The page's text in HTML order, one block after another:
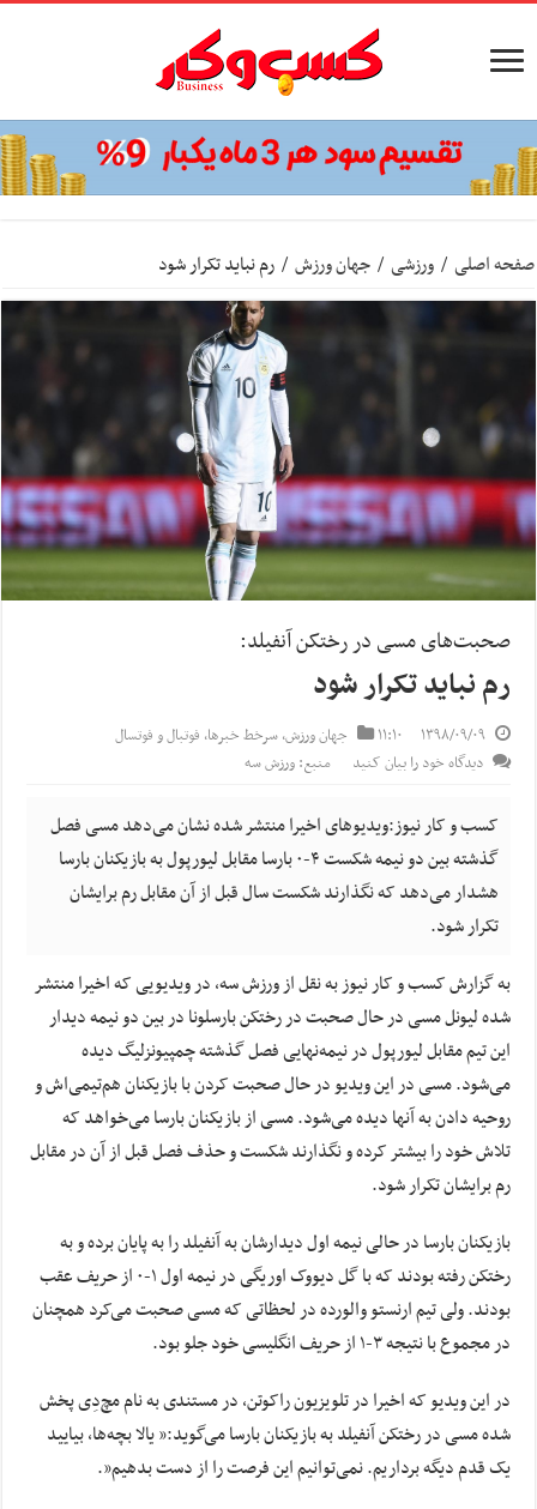
صفحه اصلی / ورزشی / جهان ورزش / رم نباید تکرار شود
صحبت‌های مسی در رختکن آنفیلد:
رم نباید تکرار شود
۱۳۹۸/۰۹/۰۹ ۱۱:۱۰ جهان ورزش,سرخط خبرها, فوتبال و فوتسال
دیدگاه خود را بیان کنید
منبع: ورزش سه
کسب و کار نیوز:ویدیوهای اخیرا منتشر شده نشان می‌دهد مسی فصل
گذشته بین دو نیمه شکست ۴-۰ بارسا مقابل لیورپول به بازیکنان بارسا
هشدار می‌دهد که نگذارند شکست سال قبل از آن مقابل رم برایشان
تکرار شود.
به گزارش کسب و کار نیوز به نقل از ورزش سه, در ویدیویی که اخیرا منتشر
شده لیونل مسی در حال صحبت در رختکن بارسلونا در بین دو نیمه دیدار
این تیم مقابل لیورپول در نیمه‌نهایی فصل گذشته چمپیونزلیگ دیده
می‌شود. مسی در این ویدیو در حال صحبت کردن با بازیکنان هم‌تیمی‌اش و
روحیه دادن به آنها دیده می‌شود. مسی از بازیکنان بارسا می‌خواهد که
تلاش خود را بیشتر کرده و نگذارند شکست و حذف فصل قبل از آن در مقابل
رم برایشان تکرار شود.
بازیکنان بارسا در حالی نیمه اول دیدارشان به آنفیلد را به پایان برده و به
رختکن رفته بودند که با گل دیووک اوریگی در نیمه اول ۱-۰ از حریف عقب
بودند. ولی تیم ارنستو والورده در لحظاتی که مسی صحبت می‌کرد همچنان
در مجموع با نتیجه ۳-۱ از حریف انگلیسی خود جلو بود.
در این ویدیو که اخیرا در تلویزیون راکوتن، در مستندی به نام مچ‌دِی پخش
شده مسی در رختکن آنفیلد به بازیکنان بارسا می‌گوید:” یالا بچه‌ها، بیایید
یک قدم دیگه برداریم. نمی‌توانیم این فرصت را از دست بدهیم”.